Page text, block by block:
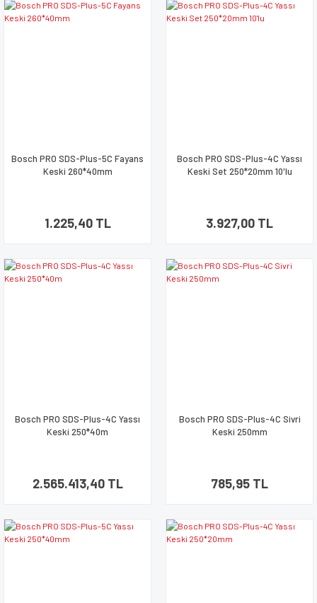
Bosch PRO SDS-Plus-5C Fayans
Keski 260*40mm
1.225,40 TL
Bosch PRO SDS-Plus-4C Yassı
Keski Set 250*20mm 10'lu
3.927,00 TL
Bosch PRO SDS-Plus-4C Yassı
Keski 250*40m
2.565.413,40 TL
Bosch PRO SDS-Plus-4C Sivri
Keski 250mm
785,95 TL